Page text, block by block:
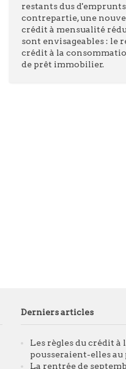
restants dus
contrepartie, une
crédit à mensualité
sont envisageables : le
crédit à la
de prêt immobilier.
Derniers articles
Les règles du crédit à
pousseraient-elles
La rentrée de